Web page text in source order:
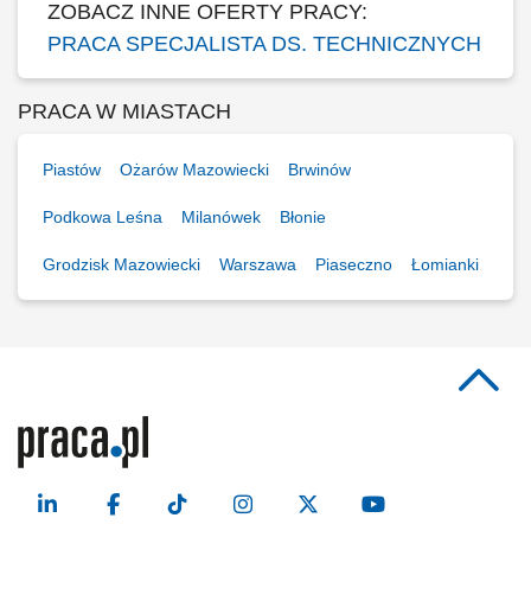
ZOBACZ INNE OFERTY PRACY:
PRACA SPECJALISTA DS. TECHNICZNYCH
PRACA W MIASTACH
Piastów Ożarów Mazowiecki Brwinów
Podkowa Leśna Milanówek Błonie
Grodzisk Mazowiecki Warszawa Piaseczno Łomianki